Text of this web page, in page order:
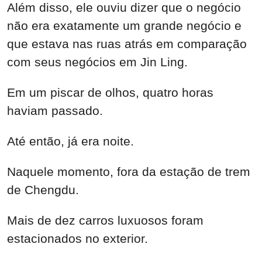
Além disso, ele ouviu dizer que o negócio
não era exatamente um grande negócio e
que estava nas ruas atrás em comparação
com seus negócios em Jin Ling.
Em um piscar de olhos, quatro horas
haviam passado.
Até então, já era noite.
Naquele momento, fora da estação de trem
de Chengdu.
Mais de dez carros luxuosos foram
estacionados no exterior.